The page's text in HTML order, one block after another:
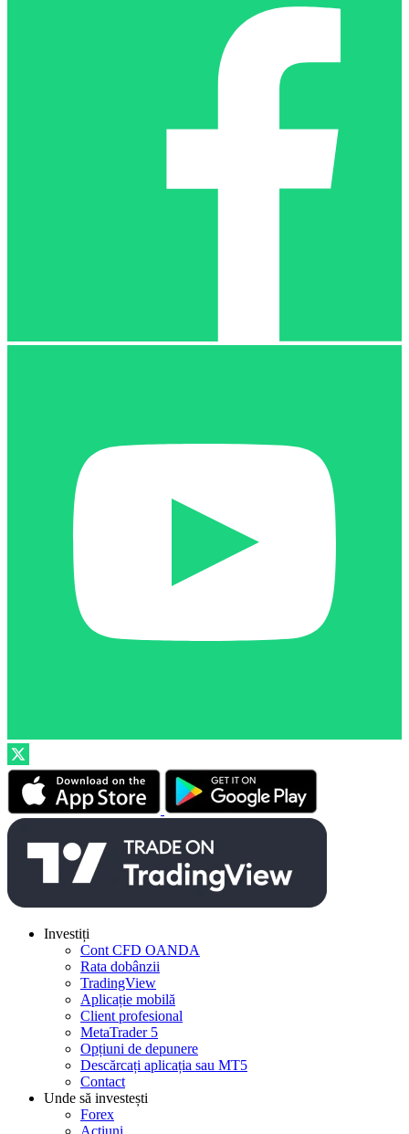
Investiți
Cont CFD OANDA
Rata dobânzii
TradingView
Aplicație mobilă
Client profesional
MetaTrader 5
Opțiuni de depunere
Descărcați aplicația sau MT5
Contact
Unde să investești
Forex